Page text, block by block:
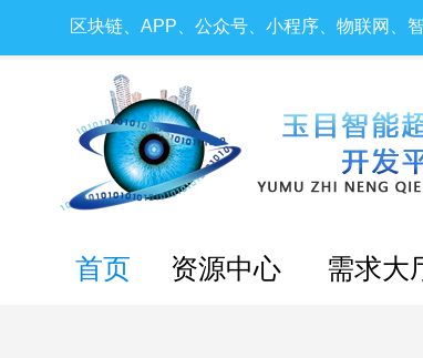
区块链、APP、公众号、小程序、物联网、
首页 资源中心 需求大